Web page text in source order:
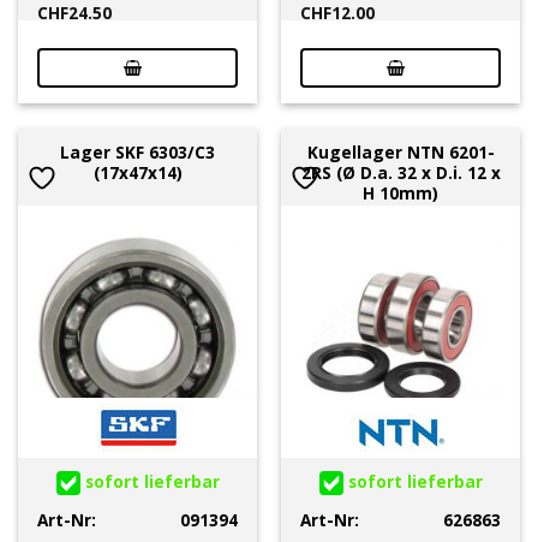
CHF24.50
CHF12.00
Lager SKF 6303/C3
(17x47x14)
sofort lieferbar
Art-Nr:
091394
Kugellager NTN 6201-
2RS (Ø D.a. 32 x D.i. 12 x
H 10mm)
sofort lieferbar
Art-Nr:
626863